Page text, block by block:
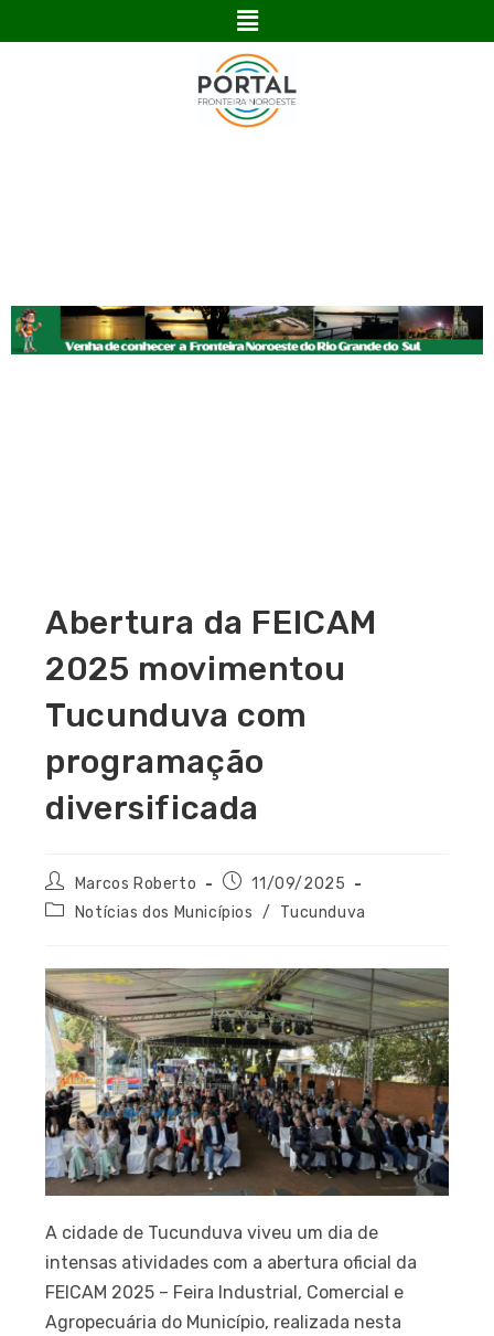
Abertura da FEICAM
2025 movimentou
Tucunduva com
programação
diversificada
Marcos Roberto
11/09/2025
Notícias dos Municípios
/ Tucunduva
A cidade de Tucunduva viveu um dia de
intensas atividades com a abertura oficial da
FEICAM 2025 – Feira Industrial, Comercial e
Agropecuária do Município, realizada nesta